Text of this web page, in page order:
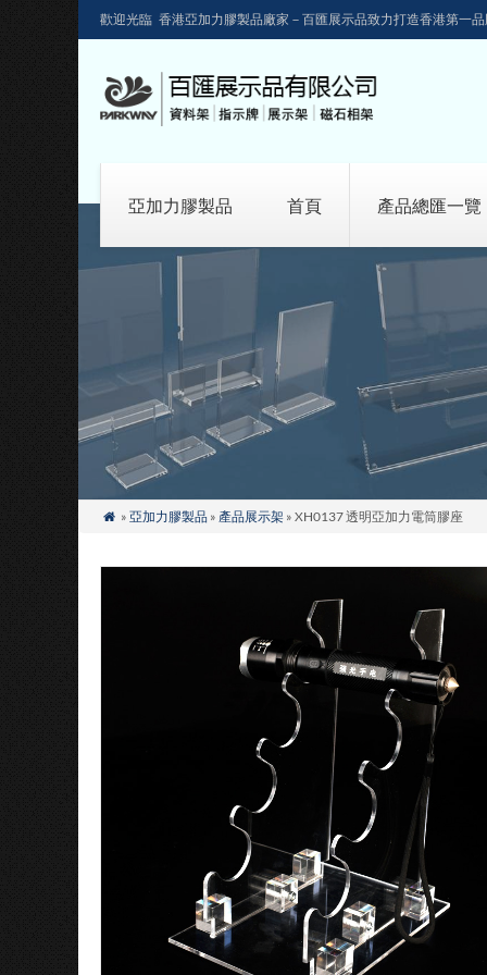
歡迎光臨 香港亞加力膠製品廠家－百匯展示品致力打造香港第一
亞加力膠製品 首頁 產品總匯一覽
 » 亞加力膠製品» 產品展示架» XH0137 透明亞加力電筒膠座